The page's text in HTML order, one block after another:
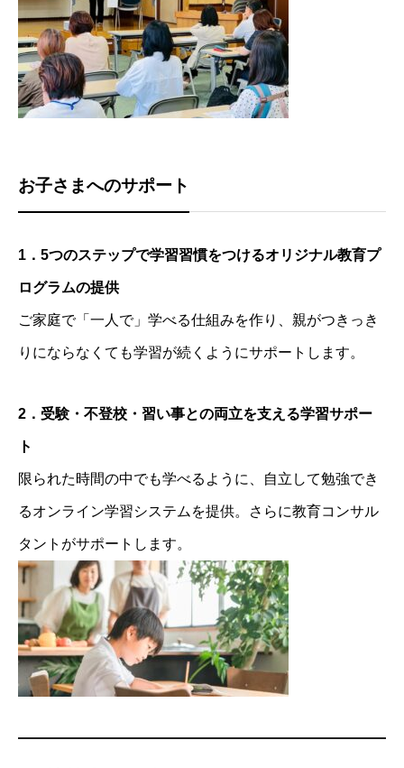
お子さまへのサポート
1．5つのステップで学習習慣をつけるオリジナル教育プ
ログラムの提供
ご家庭で「一人で」学べる仕組みを作り、親がつきっき
りにならなくても学習が続くようにサポートします。
2．受験・不登校・習い事との両立を支える学習サポー
ト
限られた時間の中でも学べるように、自立して勉強でき
るオンライン学習システムを提供。さらに教育コンサル
タントがサポートします。